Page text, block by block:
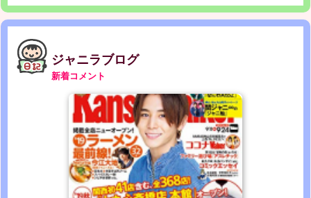
ジャニラブログ
新着コメント